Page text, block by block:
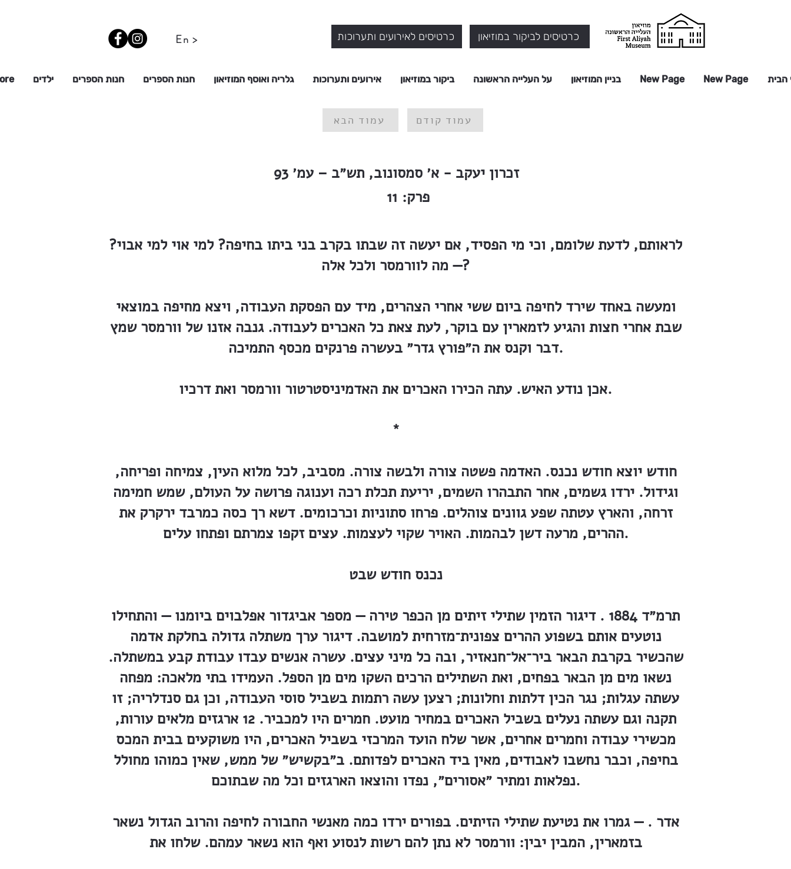
En > כרטיסים לאירועים ותערוכות כרטיסים לביקור במוזיאון
הבית New Page
New Page בניין המוזיאון על העלייה הראשונה ביקור במוזיאון אירועים ותערוכות גלריה ואוסף המוזיאון חנות הספרים חנות הספרים ילדים
עמוד הבא עמוד קודם
זכרון יעקב - א׳ סמסונוב, תש״ב – עמ׳ 93
11 פרק:
לראותם, לדעת שלומם, וכי מי הפסיד, אם יעשה זה שבתו בקרב בני ביתו בחיפה? למי אוי למי אבוי?
— מה לוורמסר ולכל אלה?
ומעשה באחד שירד לחיפה ביום ששי אחרי הצהרים, מיד עם הפסקת העבודה, ויצא מחיפה במוצאי
שבת אחרי חצות והגיע לזמארין עם בוקר, לעת צאת כל האכרים לעבודה. גנבה אזנו של וורמסר שמץ
דבר וקנס את ה״פורץ גדר״ בעשרה פרנקים מכסף התמיכה.
אכן נודע האיש. עתה הכירו האכרים את האדמיניסטרטור וורמסר ואת דרכיו.
*
חודש יוצא חודש נכנס. האדמה פשטה צורה ולבשה צורה. מסביב, לכל מלוא העין, צמיחה ופריחה,
וגידול. ירדו גשמים, אחר התבהרו השמים, יריעת תכלת רכה וענוגה פרושה על העולם, שמש חמימה
זרחה, והארץ עטתה שפע גוונים צוהלים. פרחו סתוניות וכרכומים. דשא רך כסה כמרבד ירקרק את
ההרים, מרעה דשן לבהמות. האויר שקוי לעצמות. עצים זקפו צמרתם ופתחו עלים.
נכנס חודש שבט
תרמ״ד 1884 . דיגור הזמין שתילי זיתים מן הכפר טירה — מספר אביגדור אפלבוים ביומנו — והתחילו
נוטעים אותם בשפוע ההרים צפונית־מזרחית למושבה. דיגור ערך משתלה גדולה בחלקת אדמה
שהכשיר בקרבת הבאר ביר־אל־חנאזיר, ובה כל מיני עצים. עשרה אנשים עבדו עבודת קבע במשתלה.
נשאו מים מן הבאר בפחים, ואת השתילים הרכים השקו מים מן הספל. העמידו בתי מלאכה: מפחה
עשתה עגלות; נגר הכין דלתות וחלונות; רצען עשה רתמות בשביל סוסי העבודה, וכן גם סנדלריה; זו
תקנה וגם עשתה נעלים בשביל האכרים במחיר מועט. חמרים היו למכביר. 12 ארגזים מלאים עורות,
מכשירי עבודה וחמרים אחרים, אשר שלח הועד המרכזי בשביל האכרים, היו משוקעים בבית המכס
בחיפה, וכבר נחשבו לאבודים, מאין ביד האכרים לפדותם. ב״בקשיש״ של ממש, שאין כמוהו מחולל
נפלאות ומתיר ״אסורים״, נפדו והוצאו הארגזים וכל מה שבתוכם.
אדר . — גמרו את נטיעת שתילי הזיתים. בפורים ירדו כמה מאנשי החבורה לחיפה והרוב הגדול נשאר
בזמארין, המבין יבין: וורמסר לא נתן להם רשות לנסוע ואף הוא נשאר עמהם. שלחו את